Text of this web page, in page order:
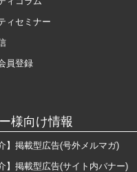
ィセミナー
員登録
様向け情報
】掲載型広告(号外メルマガ)
】掲載型広告(サイト内バナー)